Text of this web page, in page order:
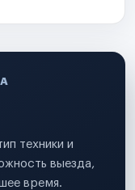
техники и
выезда,
время.